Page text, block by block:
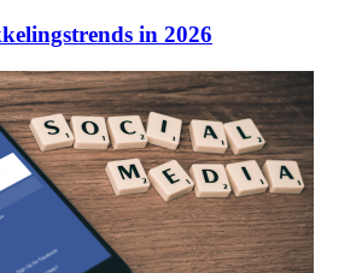
in 2026